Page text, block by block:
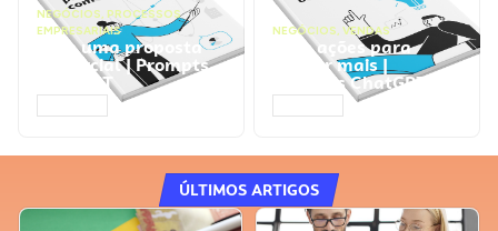
NEGÓCIOS, PROCESSOS
EMPRESARIAIS
Faça uma proposta
comercial | Prompts
ChatGPT
NEGÓCIOS, VENDAS
Faça ações para
vender mais |
Prompts ChatGPT
ÚLTIMOS ARTIGOS